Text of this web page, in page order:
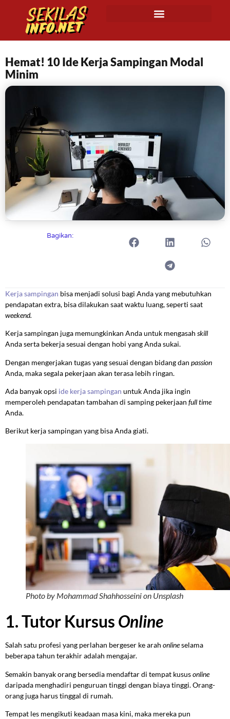
Hemat! 10 Ide Kerja Sampingan Modal
Minim
Bagikan:
Kerja sampingan bisa menjadi solusi bagi Anda yang mebutuhkan
pendapatan extra, bisa dilakukan saat waktu luang, seperti saat
weekend.
Kerja sampingan juga memungkinkan Anda untuk mengasah skill
Anda serta bekerja sesuai dengan hobi yang Anda sukai.
Dengan mengerjakan tugas yang sesuai dengan bidang dan passion
Anda, maka segala pekerjaan akan terasa lebih ringan.
Ada banyak opsi ide kerja sampingan untuk Anda jika ingin
memperoleh pendapatan tambahan di samping pekerjaan full time
Anda.
Berikut kerja sampingan yang bisa Anda giati.
Photo by Mohammad Shahhosseini on Unsplash
1. Tutor Kursus Online
Salah satu profesi yang perlahan bergeser ke arah onlineselama
beberapa tahun terakhir adalah mengajar.
Semakin banyak orang bersedia mendaftar di tempat kususonline
daripada menghadiri penguruan tinggi dengan biaya tinggi. Orang-
orang juga harus tinggal di rumah.
Tempat les mengikuti keadaan masa kini, maka mereka pun